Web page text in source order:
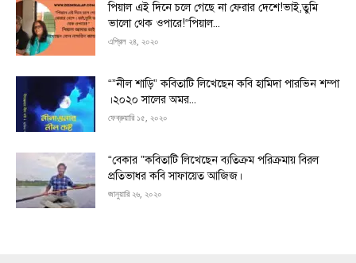
পিয়াল এই দিনে চলে গেছে না ফেরার দেশে!ভাই,তুমি
ভালো থেক ওপারে!“পিয়াল...
এপ্রিল ২৪, ২০২০
“”নীল শাড়ি” কবিতাটি লিখেছেন কবি হামিদা পারভিন শম্পা
।২০২০ সালের অমর...
ফেব্রুয়ারি ১৫, ২০২০
“বেকার ”কবিতাটি লিখেছেন ব্যতিক্রম পরিক্রমায় বিরল
প্রতিভাধর কবি সাফায়েত আজিজ।
জানুয়ারি ২৬, ২০২০